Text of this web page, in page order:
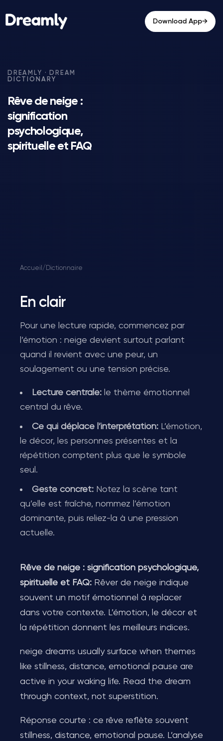
Download App→
Rêve de neige :
signification
psychologique,
spirituelle et FAQ
Accueil / Dictionnaire
En clair
Pour une lecture rapide, commencez par
l’émotion : neige devient surtout parlant
quand il revient avec une peur, un
soulagement ou une tension précise.
Lecture centrale: le thème émotionnel
central du rêve.
Ce qui déplace l’interprétation: L’émotion,
le décor, les personnes présentes et la
répétition comptent plus que le symbole
seul.
Geste concret: Notez la scène tant
qu’elle est fraîche, nommez l’émotion
dominante, puis reliez-la à une pression
actuelle.
Rêve de neige : signification psychologique,
spirituelle et FAQ: Rêver de neige indique
souvent un motif émotionnel à replacer
dans votre contexte. L’émotion, le décor et
la répétition donnent les meilleurs indices.
neige dreams usually surface when themes
like stillness, distance, emotional pause are
active in your waking life. Read the dream
through context, not superstition.
Réponse courte : ce rêve reflète souvent
stillness, distance, emotional pause. L’analyse